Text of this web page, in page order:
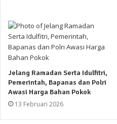
Jelang Ramadan Serta Idulfitri,
Pemerintah, Bapanas dan Polri
Awasi Harga Bahan Pokok
13 Februari 2026